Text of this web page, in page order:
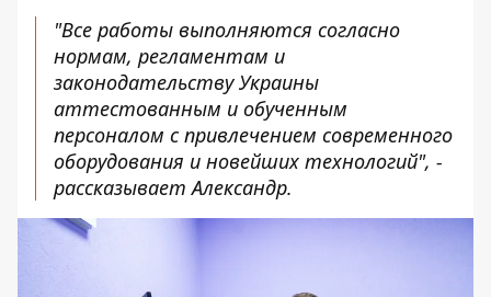
"Все работы выполняются согласно
нормам, регламентам и
законодательству Украины
аттестованным и обученным
персоналом с привлечением современного
оборудования и новейших технологий", -
рассказывает Александр.